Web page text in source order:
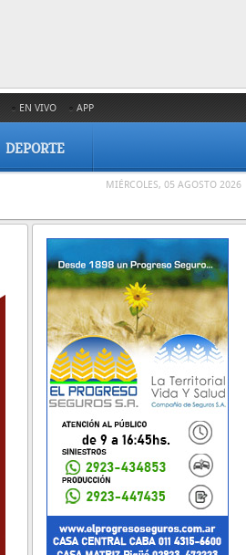
EN VIVO APP
DEPORTE
MIÉRCOLES, 05 AGOSTO 2026